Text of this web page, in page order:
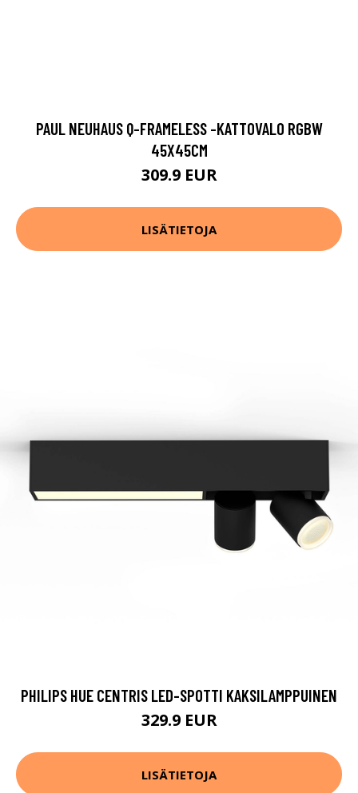
PAUL NEUHAUS Q-FRAMELESS -KATTOVALO RGBW
45X45CM
309.9 EUR
LISÄTIETOJA
PHILIPS HUE CENTRIS LED-SPOTTI KAKSILAMPPUINEN
329.9 EUR
LISÄTIETOJA